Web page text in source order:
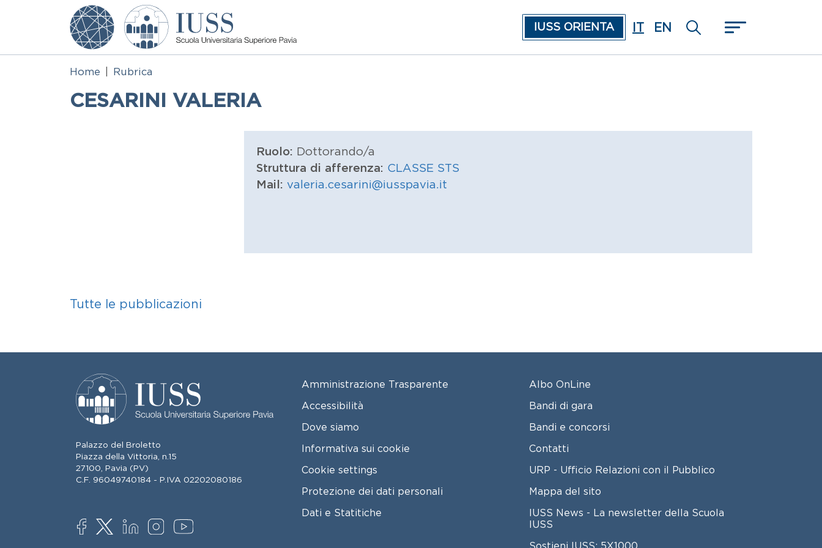
Salta al contenuto principale
IUSS ORIENTA
IT EN
Home Rubrica
CESARINI VALERIA
Ruolo: Dottorando/a
Struttura di afferenza: CLASSE STS
Mail: valeria.cesarini@iusspavia.it
Tutte le pubblicazioni
Palazzo del Broletto
Piazza della Vittoria, n.15
27100, Pavia (PV)
C.F. 96049740184 - P.IVA 02202080186
SOCIAL
FOOTER MENU
Amministrazione Trasparente
Accessibilità
Dove siamo
Informativa sui cookie
Cookie settings
Protezione dei dati personali
Dati e Statitiche
FOOTER 2
Albo OnLine
Bandi di gara
Bandi e concorsi
Contatti
URP - Ufficio Relazioni con il Pubblico
Mappa del sito
IUSS News - La newsletter della Scuola
IUSS
Sostieni IUSS: 5X1000